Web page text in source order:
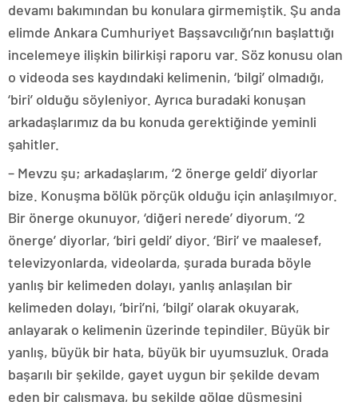
devamı bakımından bu konulara girmemiştik. Şu anda
elimde Ankara Cumhuriyet Başsavcılığı’nın başlattığı
incelemeye ilişkin bilirkişi raporu var. Söz konusu olan
o videoda ses kaydındaki kelimenin, ‘bilgi’ olmadığı,
‘biri’ olduğu söyleniyor. Ayrıca buradaki konuşan
arkadaşlarımız da bu konuda gerektiğinde yeminli
şahitler.
– Mevzu şu; arkadaşlarım, ‘2 önerge geldi’ diyorlar
bize. Konuşma bölük pörçük olduğu için anlaşılmıyor.
Bir önerge okunuyor, ‘diğeri nerede’ diyorum. ‘2
önerge’ diyorlar, ‘biri geldi’ diyor. ‘Biri’ ve maalesef,
televizyonlarda, videolarda, şurada burada böyle
yanlış bir kelimeden dolayı, yanlış anlaşılan bir
kelimeden dolayı, ‘biri’ni, ‘bilgi’ olarak okuyarak,
anlayarak o kelimenin üzerinde tepindiler. Büyük bir
yanlış, büyük bir hata, büyük bir uyumsuzluk. Orada
başarılı bir şekilde, gayet uygun bir şekilde devam
eden bir çalışmaya, bu şekilde gölge düşmesini